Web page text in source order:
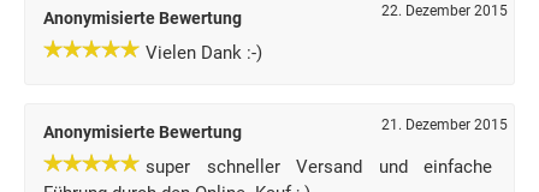
Anonymisierte Bewertung 22. Dezember 2015
Vielen Dank :-)
Anonymisierte Bewertung 21. Dezember 2015
super schneller Versand und einfache